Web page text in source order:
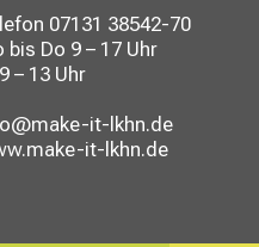
07131 38542-70
bis Do 9 – 17 Uhr
– 13 Uhr
it-lkhn.de
it-lkhn.de